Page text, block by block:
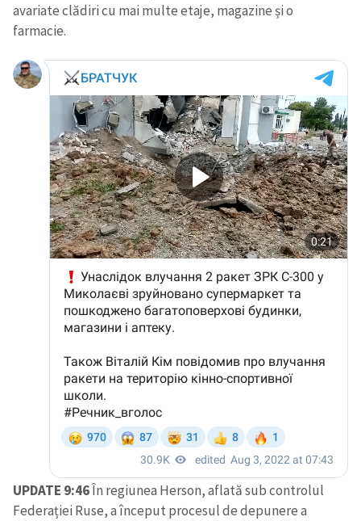
avariate clădiri cu mai multe etaje, magazine și o
farmacie.
UPDATE 9:46În regiunea Herson, aflată sub controlul
Federației Ruse, a început procesul de depunere a